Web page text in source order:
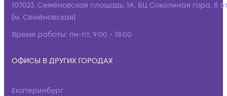
107023, Семёновская площадь, 1А, БЦ Соколиная гора, 8
(м. Семёновская)
Время работы: пн-пт, 9:00 - 18:00
ОФИСЫ В ДРУГИХ ГОРОДАХ
Екатеринбург